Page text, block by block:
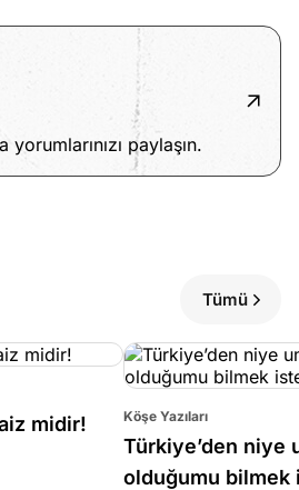
yorumlarınızı paylaşın.
Tümü
midir! Köşe Yazıları
Türkiye’den niye
olduğumu bilmek